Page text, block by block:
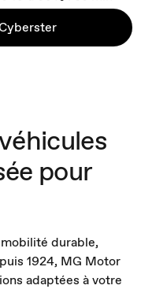
pour
durable,
1924, MG Motor
adaptées à votre